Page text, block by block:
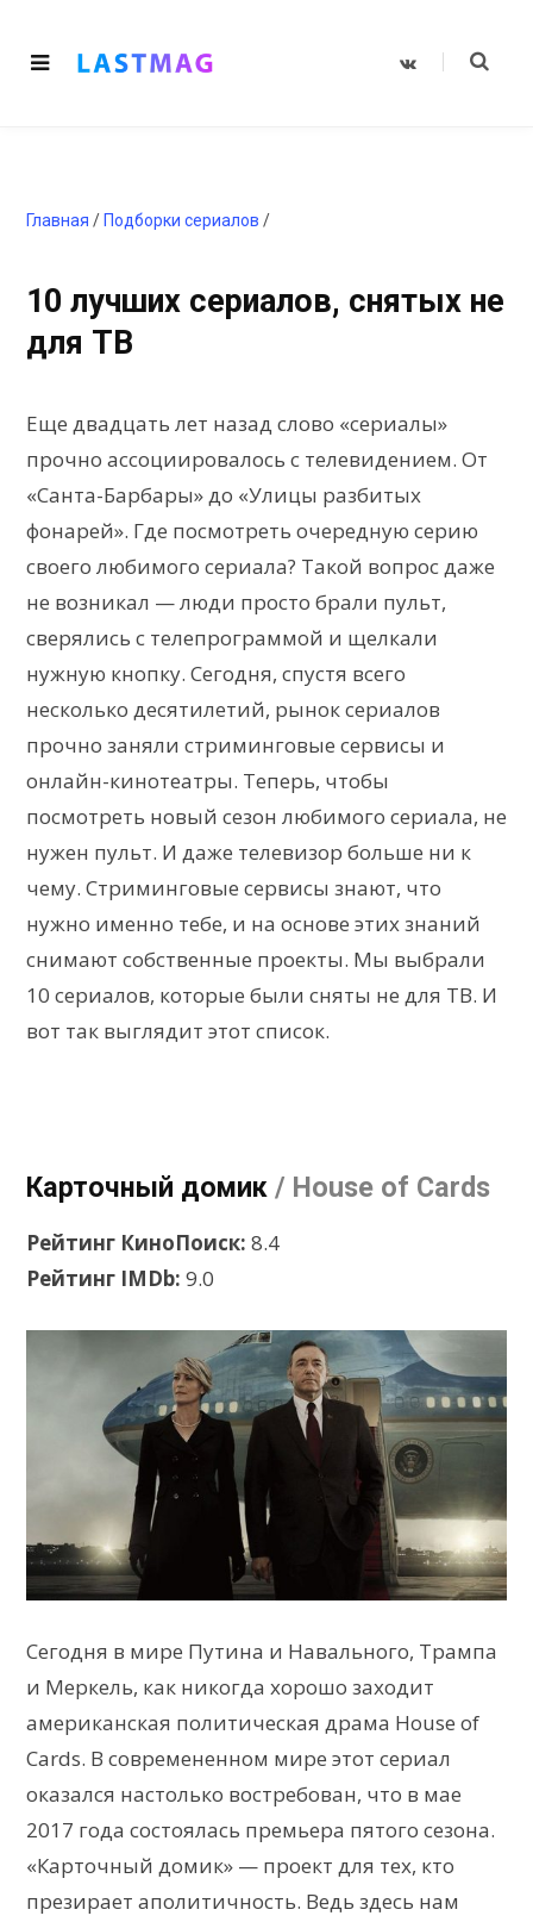
V
Главная / Подборки сериалов /
10 лучших сериалов, снятых не
для ТВ
Еще двадцать лет назад слово «сериалы»
прочно ассоциировалось с телевидением. От
«Санта-Барбары» до «Улицы разбитых
фонарей». Где посмотреть очередную серию
своего любимого сериала? Такой вопрос даже
не возникал — люди просто брали пульт,
сверялись с телепрограммой и щелкали
нужную кнопку. Сегодня, спустя всего
несколько десятилетий, рынок сериалов
прочно заняли стриминговые сервисы и
онлайн-кинотеатры. Теперь, чтобы
посмотреть новый сезон любимого сериала, не
нужен пульт. И даже телевизор больше ни к
чему. Стриминговые сервисы знают, что
нужно именно тебе, и на основе этих знаний
снимают собственные проекты. Мы выбрали
10 сериалов, которые были сняты не для ТВ. И
вот так выглядит этот список.
Карточный домик / House of Cards
Рейтинг КиноПоиск: 8.4
Рейтинг IMDb: 9.0
Сегодня в мире Путина и Навального, Трампа
и Меркель, как никогда хорошо заходит
американская политическая драма House of
Cards. В современенном мире этот сериал
оказался настолько востребован, что в мае
2017 года состоялась премьера пятого сезона.
«Карточный домик» — проект для тех, кто
презирает аполитичность. Ведь здесь нам